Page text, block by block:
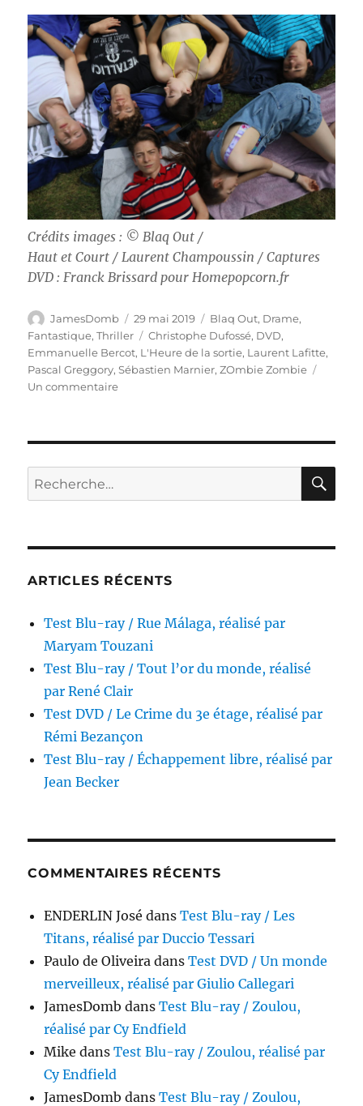
Crédits images : © Blaq Out /
Haut et Court / Laurent Champoussin / Captures
DVD : Franck Brissard pour Homepopcorn.fr
Auteur
JamesDomb
Publié
le
29 mai 2019 Catégories
Blaq Out, Drame,
Fantastique,Thriller Étiquettes
Christophe Dufossé, DVD,
Emmanuelle Bercot, L'Heure de la sortie, Laurent Lafitte,
Pascal Greggory,Sébastien Marnier,ZOmbie Zombie
Un commentairesur
de
sortie,
Marnier
Recherche
pour :
ARTICLES RÉCENTS
Test Blu-ray / Rue Málaga, réalisé par
Maryam Touzani
Test Blu-ray / Tout l’or du monde, réalisé
par René Clair
Test DVD / Le Crime du 3e étage, réalisé par
Rémi Bezançon
Test Blu-ray / Échappement libre, réalisé par
Jean Becker
COMMENTAIRES RÉCENTS
ENDERLIN José dansTest Blu-ray / Les
Titans, réalisé par Duccio Tessari
Paulo de Oliveira dansTest DVD / Un monde
merveilleux, réalisé par Giulio Callegari
JamesDomb dansTest Blu-ray / Zoulou,
réalisé par Cy Endfield
Mike dansTest Blu-ray / Zoulou, réalisé par
Cy Endfield
JamesDomb dansTest Blu-ray / Zoulou,